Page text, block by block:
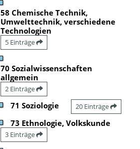
58 Chemische Technik,
Umwelttechnik, verschiedene
Technologien
5 Einträge
70 Sozialwissenschaften
allgemein
2 Einträge
71 Soziologie 20 Einträge
73 Ethnologie, Volkskunde
3 Einträge